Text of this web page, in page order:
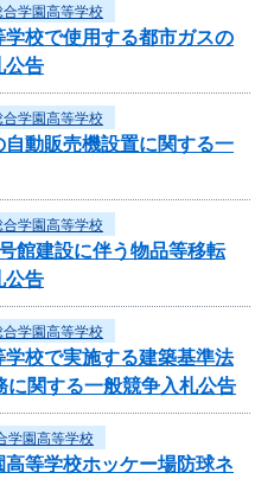
合学園高等学校
校で使用する都市ガスの
公告
合学園高等学校
動販売機設置に関する一
合学園高等学校
館建設に伴う物品等移転
公告
合学園高等学校
校で実施する建築基準法
関する一般競争入札公告
学園高等学校
高等学校ホッケー場防球ネ